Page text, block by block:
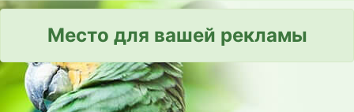
Место для вашей рекламы